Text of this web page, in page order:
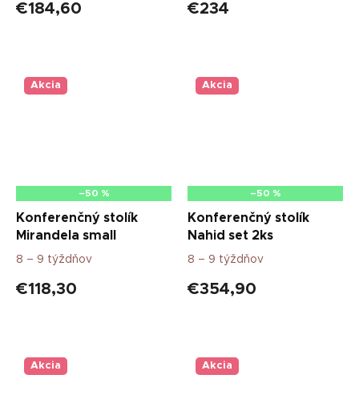
€184,60 €234
Akcia
–50 %
Konferenčný stolík
Mirandela small
8 – 9 týždňov
€118,30
Akcia
–50 %
Konferenčný stolík
Nahid set 2ks
8 – 9 týždňov
€354,90
Akcia Akcia